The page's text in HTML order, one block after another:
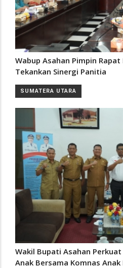
Wabup Asahan Pimpin Rapat
Tekankan Sinergi Panitia
SUMATERA UTARA
Wakil Bupati Asahan
Anak Bersama Komnas Anak